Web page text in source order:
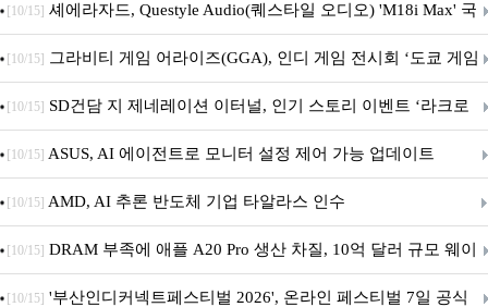
[10/15] 셰에라자드, Questyle Audio(퀘스타일 오디오) 'M18i Max' 국
내 정식 출시
[10/15] 그라비티 게임 어라이즈(GGA), 인디 게임 전시회 ‘도쿄 게임
던전 13’ 참가!
[10/15] SD건담 지 제네레이션 이터널, 인기 스토리 이벤트 ‘라크로
아의 용사’ 재개최 및 풍성한 기념 이벤트 실시!
[10/15] ASUS, AI 에이전트로 모니터 설정 제어 가능 업데이트
[10/15] AMD, AI 추론 반도체 기업 타알라스 인수
[10/15] DRAM 부족에 애플 A20 Pro 생산 차질, 10억 달러 규모 웨이
퍼 대기
[10/15] '부산인디커넥트페스티벌 2026', 온라인 페스티벌 7일 공식